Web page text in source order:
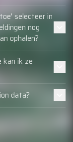
selecteer in
nog
ophalen?
kan ik ze
data?